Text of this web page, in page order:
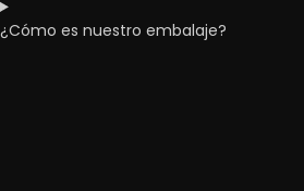
¿Cómo es nuestro embalaje?